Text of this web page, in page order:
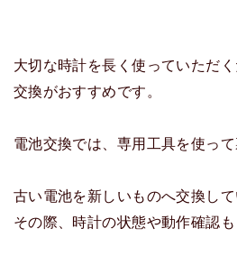
大切な時計を長く使っていただ
交換がおすすめです。
電池交換では、専用工具を使って
古い電池を新しいものへ交換して
その際、時計の状態や動作確認も